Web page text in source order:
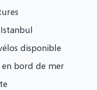
disponible
bord de mer